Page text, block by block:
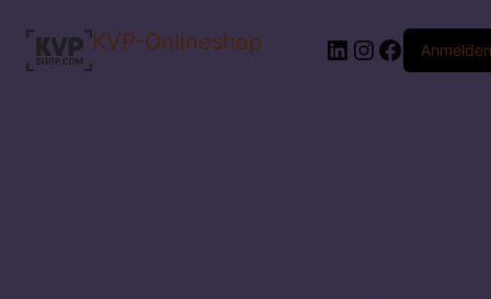
KVP-Onlineshop LinkedIn
Instagram
Anmelden